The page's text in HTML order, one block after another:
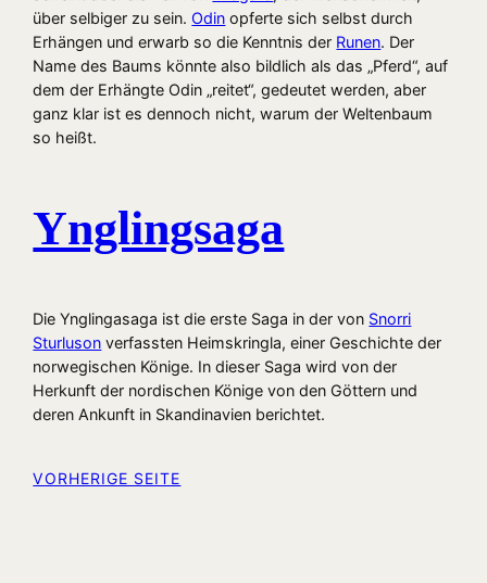
über selbiger zu sein.Odin opferte sich selbst durch
Erhängen und erwarb so die Kenntnis der Runen. Der
Name des Baums könnte also bildlich als das „Pferd“, auf
dem der Erhängte Odin „reitet“, gedeutet werden, aber
ganz klar ist es dennoch nicht, warum der Weltenbaum
so heißt.
Ynglingsaga
Die Ynglingasaga ist die erste Saga in der von Snorri
Sturluson verfassten Heimskringla, einer Geschichte der
norwegischen Könige. In dieser Saga wird von der
Herkunft der nordischen Könige von den Göttern und
deren Ankunft in Skandinavien berichtet.
VORHERIGE SEITE